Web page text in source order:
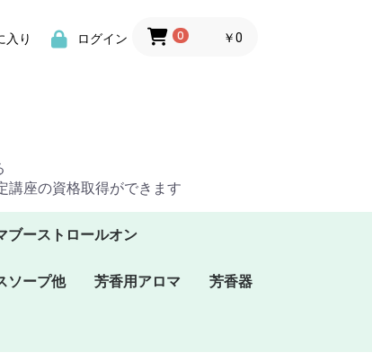
入り ログイン 0 ￥0
講座の資格取得ができます
ブーストロールオン
ソープ他 芳香用アロマ 芳香器